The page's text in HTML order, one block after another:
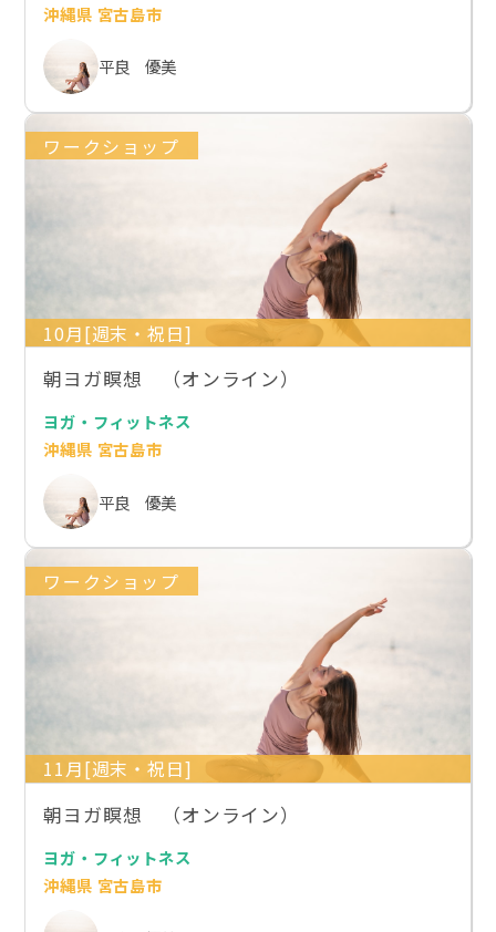
沖縄県 宮古島市
平良 優美
ワークショップ
10月[週末・祝日]
朝ヨガ瞑想 （オンライン）
ヨガ・フィットネス
沖縄県 宮古島市
平良 優美
ワークショップ
11月[週末・祝日]
朝ヨガ瞑想 （オンライン）
ヨガ・フィットネス
沖縄県 宮古島市